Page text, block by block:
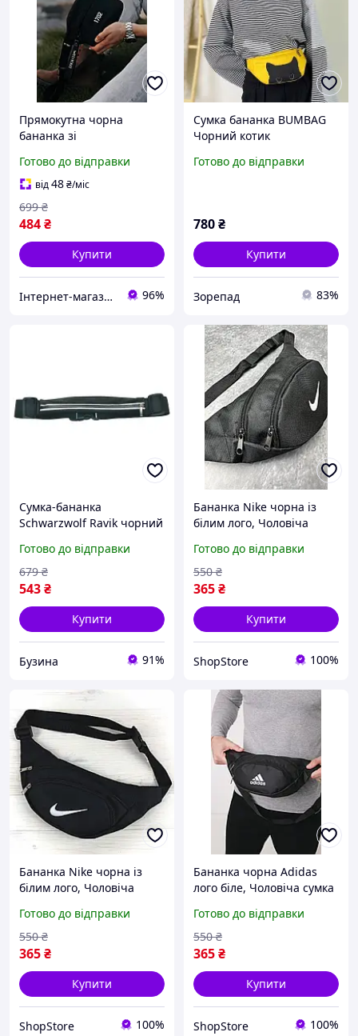
Прямокутна чорна
бананка зі
принтом, унісекс
Готово до відправки
від48₴/міс
484₴
699 ₴
Купити
Інтернет-магазин "STREET WEAR" 96%
Сумка бананка BUMBAG
Чорний котик
Готово до відправки
780₴
Купити
Зорепад 83%
Сумка-бананка
Schwarzwolf Ravik чорний
Готово до відправки
543₴
679 ₴
Купити
Бузина 91%
Бананка Nike чорна із
білим лого, Чоловіча
Готово до відправки
365₴
550 ₴
Купити
ShopStore 100%
Бананка Nike чорна із
білим лого, Чоловіча
Готово до відправки
365₴
550 ₴
Купити
ShopStore 100%
Бананка чорна Adidas
лого біле, Чоловіча сумка
Готово до відправки
365₴
550 ₴
Купити
ShopStore 100%